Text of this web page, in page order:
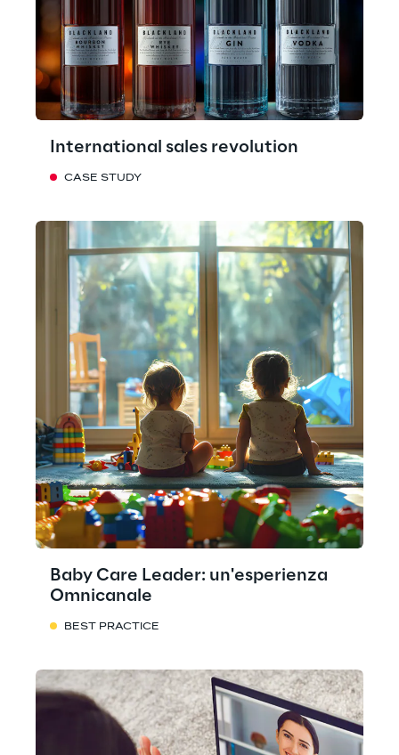
International sales revolution
CASE STUDY
Baby Care Leader: un'esperienza
Omnicanale
BEST PRACTICE